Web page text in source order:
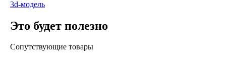
3d-модель
Это будет полезно
Сопутствующие товары